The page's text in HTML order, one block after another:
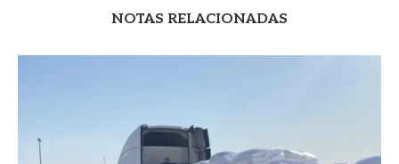
NOTAS RELACIONADAS